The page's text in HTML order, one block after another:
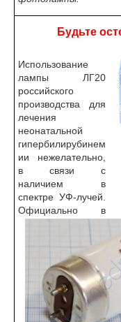
Будьте
Использование
лампы ЛГ20
российского
производства для
лечения
неонатальной
гипербилирубинем
ии нежелательно,
в связи с
наличием в
спектре УФ-лучей.
Официально в